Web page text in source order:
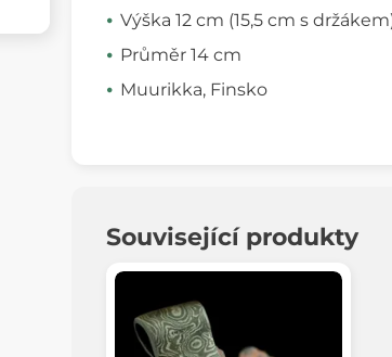
Výška 12 cm (15,5 cm s
Průměr 14 cm
Muurikka, Finsko
Související produkty